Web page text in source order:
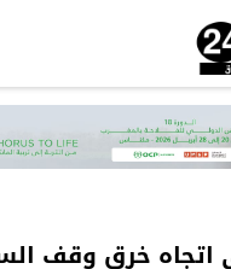
اتجاه خرق وقف